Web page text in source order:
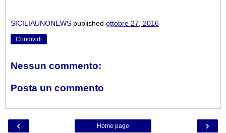
SICILIAUNONEWS published ottobre 27, 2016
Condividi
Nessun commento:
Posta un commento
‹ ›
Home page